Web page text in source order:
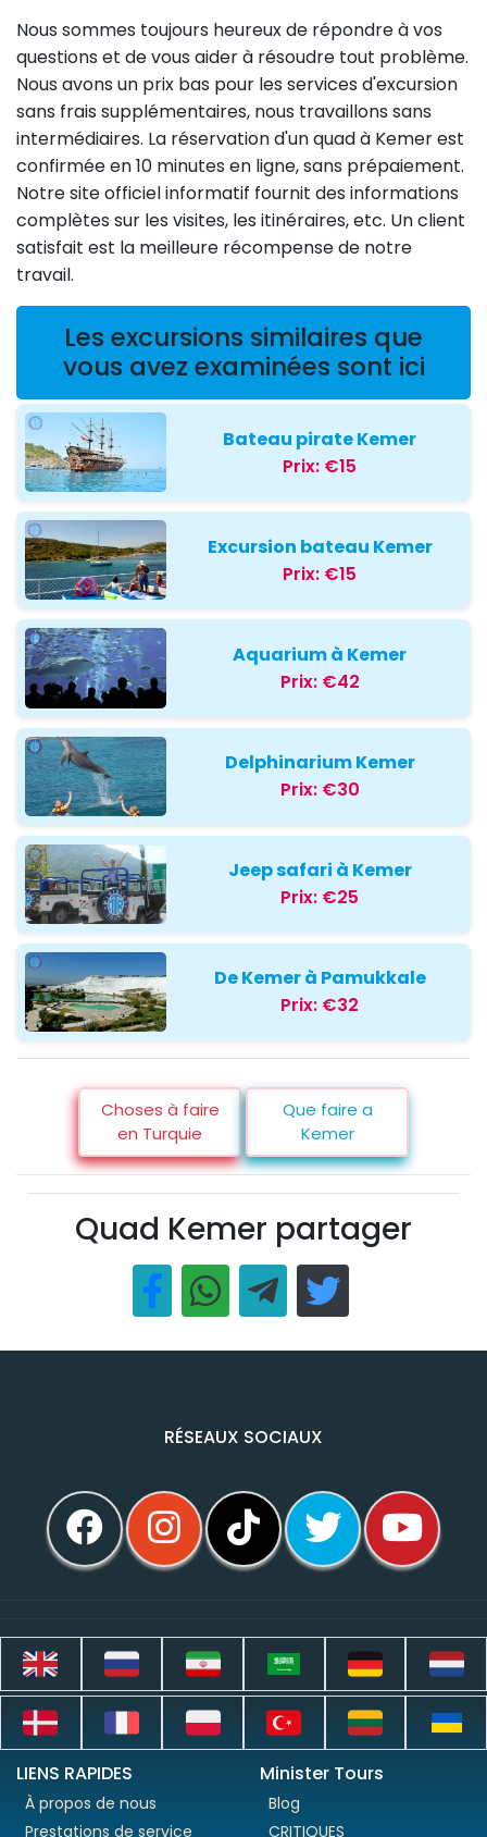
Nous sommes toujours heureux de répondre à vos
questions et de vous aider à résoudre tout problème.
Nous avons un prix bas pour les services d'excursion
sans frais supplémentaires, nous travaillons sans
intermédiaires. La réservation d'un quad à Kemer est
confirmée en 10 minutes en ligne, sans prépaiement.
Notre site officiel informatif fournit des informations
complètes sur les visites, les itinéraires, etc. Un client
satisfait est la meilleure récompense de notre
travail.
Les excursions similaires que
vous avez examinées sont ici
Bateau pirate Kemer
Prix: €15
Excursion bateau Kemer
Prix: €15
Aquarium à Kemer
Prix: €42
Delphinarium Kemer
Prix: €30
Jeep safari à Kemer
Prix: €25
De Kemer à Pamukkale
Prix: €32
Choses à faire
en Turquie
Que faire a
Kemer
Quad Kemer partager
RÉSEAUX SOCIAUX
LIENS RAPIDES
À propos de nous
Prestations de service
Minister Tours
Blog
CRITIQUES